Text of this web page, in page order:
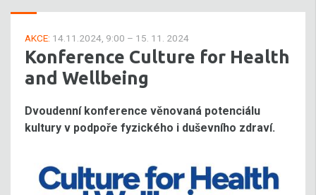
AKCE: 14.11.2024, 9:00 – 15. 11. 2024
Konference Culture for Health
and Wellbeing
Dvoudenní konference věnovaná potenciálu
kultury v podpoře fyzického i duševního zdraví.